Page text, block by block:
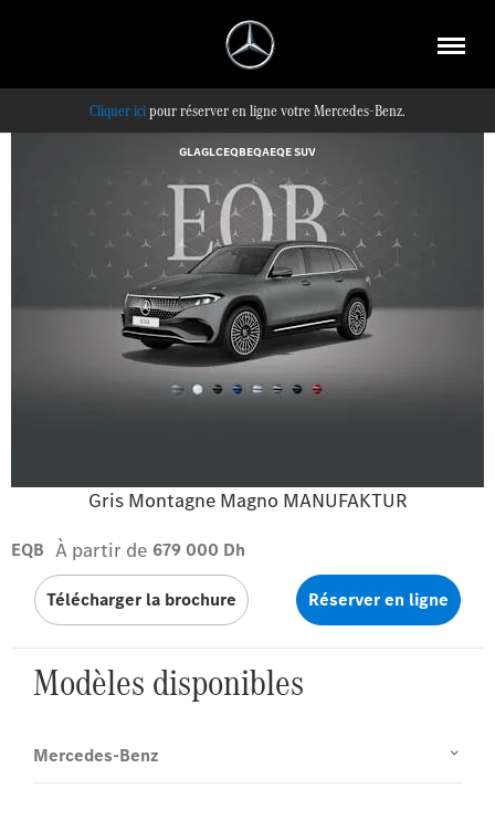
pour réserver en ligne votre Mercedes-Benz.
Gris Montagne Magno MANUFAKTUR
GLAGLCEQBEQAEQE SUV
EQB À partir de 679 000 Dh
Télécharger la brochure Réserver en ligne
Modèles disponibles
Mercedes-Benz